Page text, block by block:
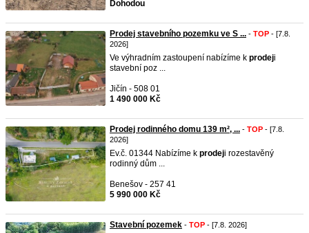
Dohodou
Prodej stavebního pozemku ve S ... - TOP - [7.8.
2026]
Ve výhradním zastoupení nabízíme k prodeji
stavební poz ...
Jičín - 508 01
1 490 000 Kč
Prodej rodinného domu 139 m², ... - TOP - [7.8.
2026]
Ev.č. 01344 Nabízíme k prodeji rozestavěný
rodinný dům ...
Benešov - 257 41
5 990 000 Kč
Stavební pozemek - TOP - [7.8. 2026]